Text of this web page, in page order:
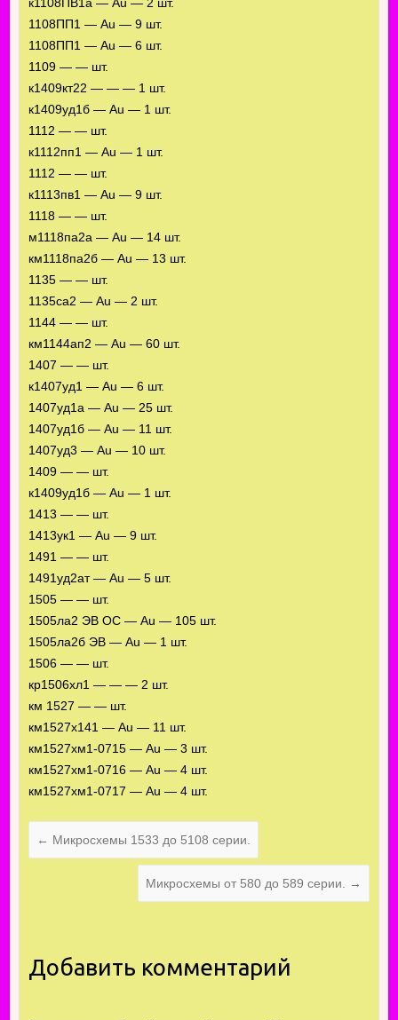
1108ПП1 — Au — 9 шт.
1108ПП1 — Au — 6 шт.
1109 — — шт.
к1409кт22 — — — 1 шт.
к1409уд1б — Au — 1 шт.
1112 — — шт.
к1112пп1 — Au — 1 шт.
1112 — — шт.
к1113пв1 — Au — 9 шт.
1118 — — шт.
м1118па2а — Au — 14 шт.
км1118па2б — Au — 13 шт.
1135 — — шт.
1135са2 — Au — 2 шт.
1144 — — шт.
км1144ап2 — Au — 60 шт.
1407 — — шт.
к1407уд1 — Au — 6 шт.
1407уд1а — Au — 25 шт.
1407уд1б — Au — 11 шт.
1407уд3 — Au — 10 шт.
1409 — — шт.
к1409уд1б — Au — 1 шт.
1413 — — шт.
1413ук1 — Au — 9 шт.
1491 — — шт.
1491уд2ат — Au — 5 шт.
1505 — — шт.
1505ла2 ЭВ ОС — Au — 105 шт.
1505ла2б ЭВ — Au — 1 шт.
1506 — — шт.
кр1506хл1 — — — 2 шт.
км 1527 — — шт.
км1527х141 — Au — 11 шт.
км1527хм1-0715 — Au — 3 шт.
км1527хм1-0716 — Au — 4 шт.
км1527хм1-0717 — Au — 4 шт.
← Микросхемы 1533 до 5108 серии.
Микросхемы от 580 до 589 серии. →
Добавить комментарий